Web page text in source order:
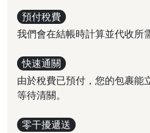
預付稅費
我們會在結帳時計算並代收所
快速通關
由於稅費已預付，您的包裹能
等待清關。
零干擾遞送